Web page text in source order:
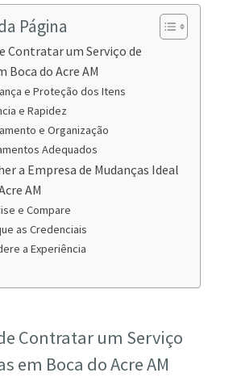
Página
Contratar um Serviço de
Boca do Acre AM
e Proteção dos Itens
e Rapidez
e Organização
Adequados
a Empresa de Mudanças Ideal
AM
e Compare
as Credenciais
a Experiência
Contratar um Serviço
em Boca do Acre AM